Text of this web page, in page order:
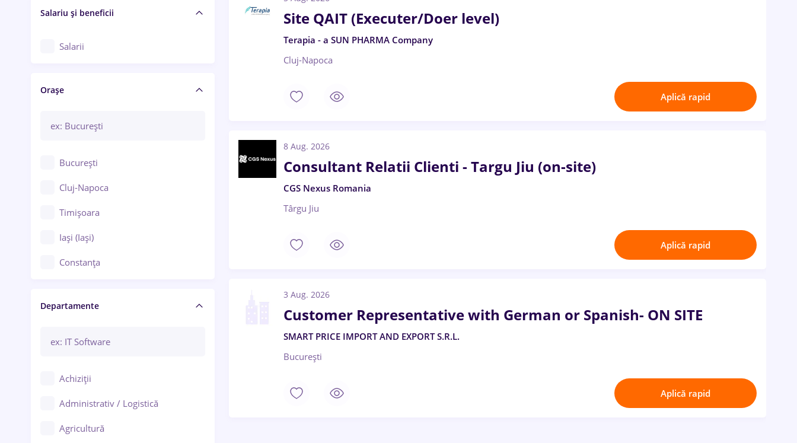
Salariu și beneficii
Salarii
Orașe
București
Cluj-Napoca
Timișoara
Iași (Iași)
Constanța
Brașov
Bacău
Galați (Galați)
Ploiești
Departamente
Achiziții
Administrativ / Logistică
Agricultură
Site QAIT (Executer/Doer level)
Terapia - a SUN PHARMA Company
Cluj-Napoca
Aplică rapid
8 Aug. 2026
Consultant Relatii Clienti - Targu Jiu (on-site)
CGS Nexus Romania
Târgu Jiu
Aplică rapid
3 Aug. 2026
Customer Representative with German or Spanish- ON SITE
SMART PRICE IMPORT AND EXPORT S.R.L.
București
Aplică rapid